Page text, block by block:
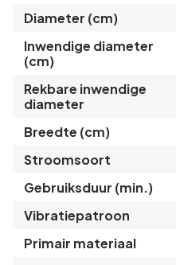
Diameter (cm)
Inwendige diameter
(cm)
Rekbare inwendige
diameter
Breedte (cm)
Stroomsoort
Gebruiksduur (min.)
Vibratiepatroon
Primair materiaal